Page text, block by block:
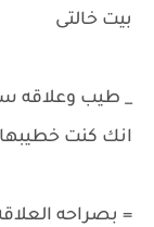
بيت خالتى
_ طيب وعلاقه
انك كنت
= بصراحه